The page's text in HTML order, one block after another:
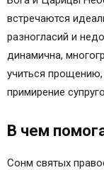
встречаются
разногласий и
динамична,
учиться
примирение
В чем
Сонм святых